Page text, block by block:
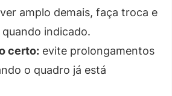
amplo demais, faça troca e
indicado.
certo: evite prolongamentos
o quadro já está